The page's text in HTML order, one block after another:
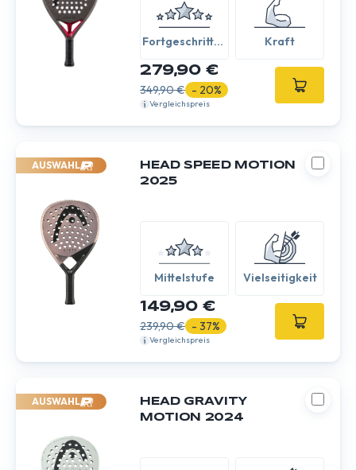
Fortgeschritten
Kraft
279,90 €
349,90 € - 20%
Vergleichspreis
AUSWAHL
HEAD SPEED MOTION
2025
Mittelstufe Vielseitigkeit
149,90 €
239,90 € - 37%
Vergleichspreis
AUSWAHL
HEAD GRAVITY
MOTION 2024